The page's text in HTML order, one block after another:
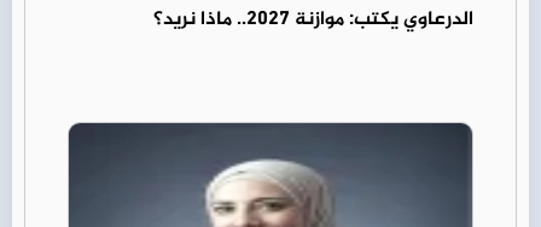
الدرعاوي يكتب: موازنة 2027.. ماذا نريد؟